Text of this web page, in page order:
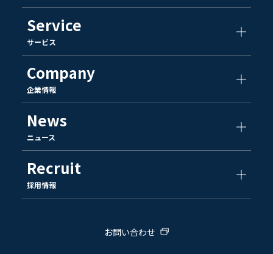
Service
サービス
Company
企業情報
News
ニュース
Recruit
採用情報
お問い合わせ